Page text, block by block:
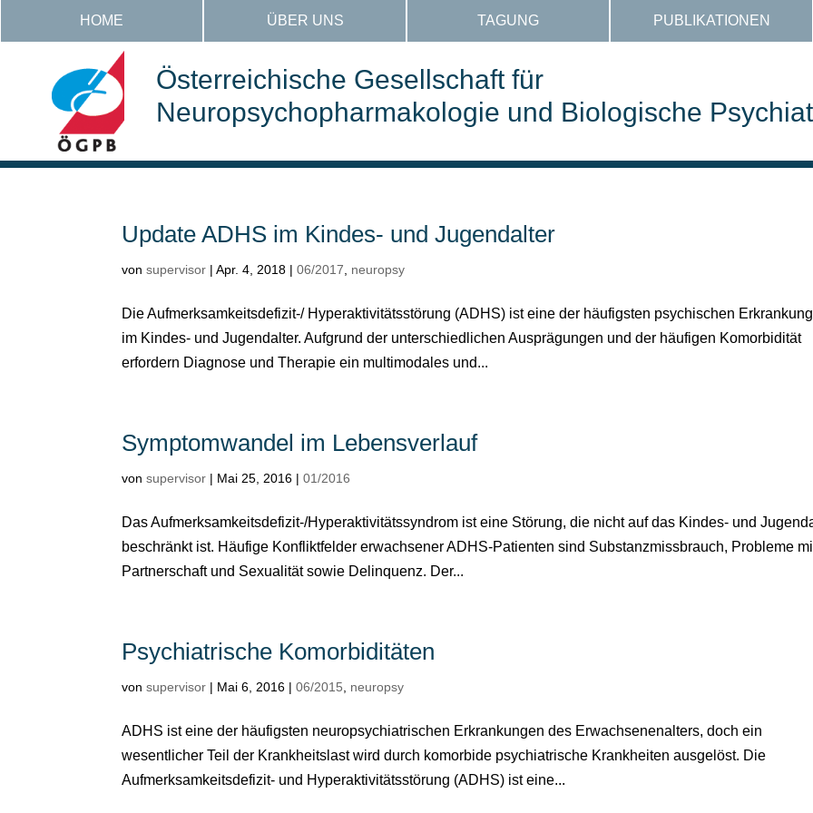
HOME ÜBER UNS TAGUNG PUBLIKATIONEN
Österreichische Gesellschaft für
Neuropsychopharmakologie und Biologische
Update ADHS im Kindes- und Jugendalter
vonsupervisor |Apr. 4, 2018 |06/2017 neuropsy
Die Aufmerksamkeitsdefizit-/ Hyperaktivitätsstörung (ADHS) ist eine der häufigsten psychischen
im Kindes- und Jugendalter. Aufgrund der unterschiedlichen Ausprägungen und der häufigen Komorbidität
erfordern Diagnose und Therapie ein multimodales und...
Symptomwandel im Lebensverlauf
vonsupervisor | Mai 25, 2016 |01/2016
Das Aufmerksamkeitsdefizit-/Hyperaktivitätssyndrom ist eine Störung, die nicht auf das Kindes- und
beschränkt ist. Häufige Konfliktfelder erwachsener ADHS-Patienten sind Substanzmissbrauch, Probleme
Partnerschaft und Sexualität sowie Delinquenz. Der...
Psychiatrische Komorbiditäten
vonsupervisor | Mai 6, 2016 |06/2015 neuropsy
ADHS ist eine der häufigsten neuropsychiatrischen Erkrankungen des Erwachsenenalters, doch ein
wesentlicher Teil der Krankheitslast wird durch komorbide psychiatrische Krankheiten ausgelöst. Die
Aufmerksamkeitsdefizit- und Hyperaktivitätsstörung (ADHS) ist eine...